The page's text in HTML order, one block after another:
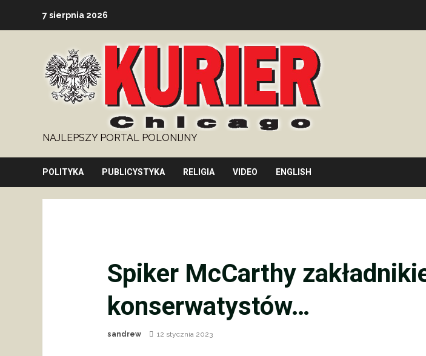
7 sierpnia 2026
NAJLEPSZY PORTAL POLONIJNY
POLITYKA PUBLICYSTYKA RELIGIA VIDEO ENGLISH
Spiker McCarthy
konserwatystów…
sandrew 12 stycznia 2023